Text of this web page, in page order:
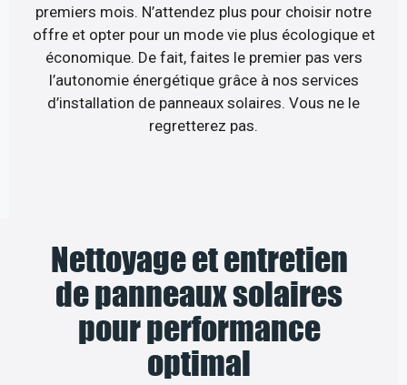
premiers mois. N’attendez plus pour choisir notre
offre et opter pour un mode vie plus écologique et
économique. De fait, faites le premier pas vers
l’autonomie énergétique grâce à nos services
d’installation de panneaux solaires. Vous ne le
regretterez pas.
Nettoyage et entretien
de panneaux solaires
pour performance
optimal